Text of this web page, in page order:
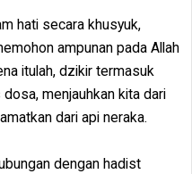
hati secara khusyuk,
ampunan pada Allah
itulah, dzikir termasuk
menjauhkan kita dari
dari api neraka.
dengan hadist